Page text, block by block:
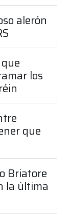
alerón
los
que
Briatore
la última